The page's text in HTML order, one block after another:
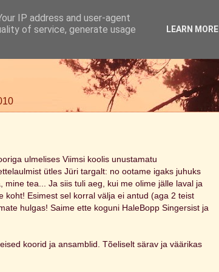
ulmelises Viimsi koolis unustamatu
ütles Jüri targalt: no ootame igaks juhuks
mine tea... Ja siis tuli aeg, kui me olime jälle laval ja
koht! Esimest sel korral välja ei antud (aga 2 teist
hulgas! Saime ette koguni HaleBopp Singersist ja
koorid ja ansamblid. Tõeliselt särav ja väärikas
IP address and user-agent
of service, generate usage
LEARN MORE